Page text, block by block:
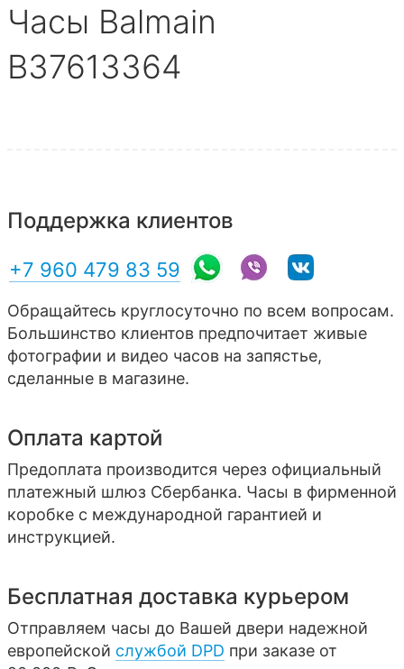
Часы Balmain
B37613364
Поддержка клиентов
+7 960 479 83 59
Обращайтесь круглосуточно по всем вопросам.
Большинство клиентов предпочитает живые
фотографии и видео часов на запястье,
сделанные в магазине.
Оплата картой
Предоплата производится через официальный
платежный шлюз Сбербанка. Часы в фирменной
коробке с международной гарантией и
инструкцией.
Бесплатная доставка курьером
Отправляем часы до Вашей двери надежной
европейской службой DPD при заказе от